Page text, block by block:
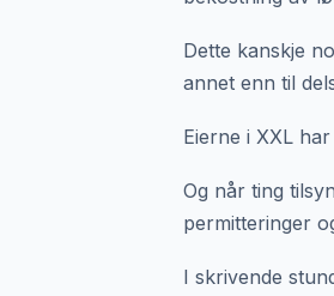
Dette kanskje
annet enn til
Eierne i XXL
Og når ting
permitteringer
I skrivende